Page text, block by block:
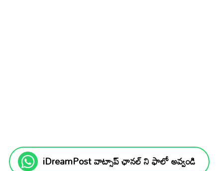
iDreamPost వాట్సాప్ ఛానల్ ని ఫాలో అవ్వండి